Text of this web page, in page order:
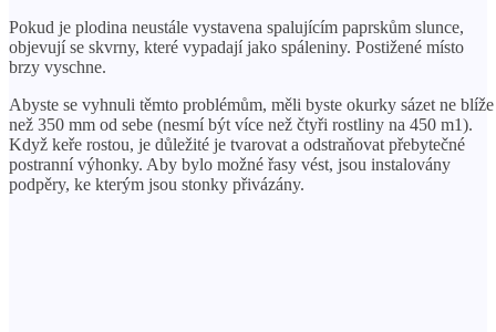
Pokud je plodina neustále vystavena spalujícím paprskům slunce,
objevují se skvrny, které vypadají jako spáleniny. Postižené místo
brzy vyschne.
Abyste se vyhnuli těmto problémům, měli byste okurky sázet ne blíže
než 350 mm od sebe (nesmí být více než čtyři rostliny na 450 m1).
Když keře rostou, je důležité je tvarovat a odstraňovat přebytečné
postranní výhonky. Aby bylo možné řasy vést, jsou instalovány
podpěry, ke kterým jsou stonky přivázány.